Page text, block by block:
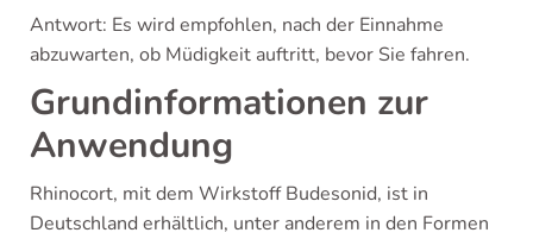
Antwort: Es wird empfohlen, nach der Einnahme
abzuwarten, ob Müdigkeit auftritt, bevor Sie fahren.
Grundinformationen zur
Anwendung
Rhinocort, mit dem Wirkstoff Budesonid, ist in
Deutschland erhältlich, unter anderem in den Formen